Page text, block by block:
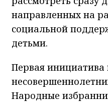
направленных на
социальной
детьми.
Первая инициатива
Народные